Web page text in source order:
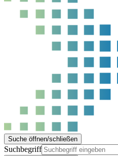
Suche öffnen/schließen
Suchbegriff